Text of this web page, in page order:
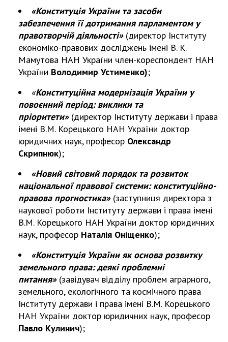
«Конституція України та засоби
забезпечення її дотримання парламентом у
правотворчій діяльності»(директор Інституту
економіко-правових досліджень імені В. К.
Мамутова НАН України член-кореспондент НАН
України Володимир Устименко);
«Конституційна модернізація України у
повоєнний період: виклики та
пріоритети» (директор Інституту держави і права
імені В.М. Корецького НАН України доктор
юридичних наук, професор Олександр
Скрипнюк);
«Новий світовий порядок та розвиток
національної правової системи: конституційно-
правова прогностика» (заступниця директора з
наукової роботи Інституту держави і права імені
В.М. Корецького НАН України доктор юридичних
наук, професор Наталія Оніщенко);
«Конституція України як основа розвитку
земельного права: деякі проблемні
питання» (завідувач відділу проблем аграрного,
земельного, екологічного та космічного права
Інституту держави і права імені В.М. Корецького
НАН України доктор юридичних наук, професор
Павло Кулинич);